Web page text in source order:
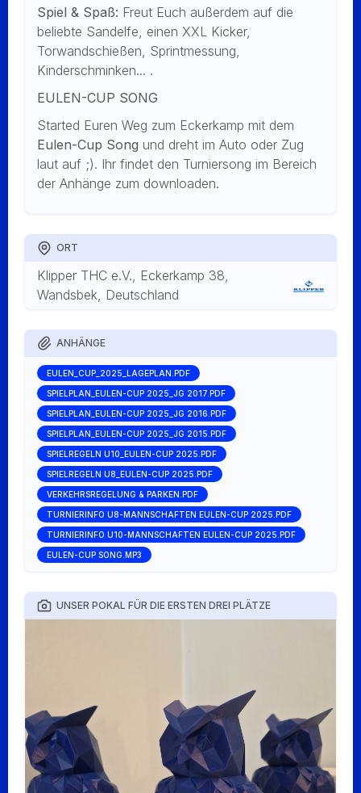
Spiel & Spaß: Freut Euch außerdem auf die
beliebte Sandelfe, einen XXL Kicker,
Torwandschießen, Sprintmessung,
Kinderschminken... .
EULEN-CUP SONG
Started Euren Weg zum Eckerkamp mit dem
Eulen-Cup Song und dreht im Auto oder Zug
laut auf ;). Ihr findet den Turniersong im Bereich
der Anhänge zum downloaden.
ORT
Klipper THC e.V., Eckerkamp 38,
Wandsbek, Deutschland
ANHÄNGE
EULEN_CUP_2025_LAGEPLAN.PDF
SPIELPLAN_EULEN-CUP 2025_JG 2017.PDF
SPIELPLAN_EULEN-CUP 2025_JG 2016.PDF
SPIELPLAN_EULEN-CUP 2025_JG 2015.PDF
SPIELREGELN U10_EULEN-CUP 2025.PDF
SPIELREGELN U8_EULEN-CUP 2025.PDF
VERKEHRSREGELUNG & PARKEN.PDF
TURNIERINFO U8-MANNSCHAFTEN EULEN-CUP 2025.PDF
TURNIERINFO U10-MANNSCHAFTEN EULEN-CUP 2025.PDF
EULEN-CUP SONG.MP3
UNSER POKAL FÜR DIE ERSTEN DREI PLÄTZE